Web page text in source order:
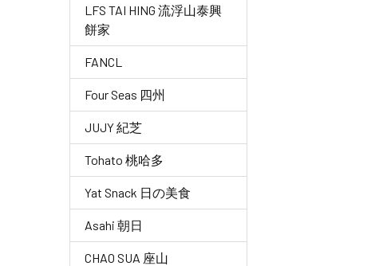
LFS TAI HING 流浮山泰興
餅家
FANCL
Four Seas 四州
JUJY 紀芝
Tohato 桃哈多
Yat Snack 日の美食
Asahi 朝日
CHAO SUA 座山